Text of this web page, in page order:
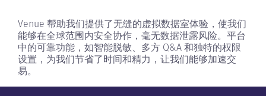
Venue 帮助我们提供了无缝的虚拟数据室体验，使我们
能够在全球范围内安全协作，毫无数据泄露风险。平台
中的可靠功能，如智能脱敏​、多方 Q&A 和独特的权限
设置，为我们节省了时间和精力，让我们能够加速交
易。